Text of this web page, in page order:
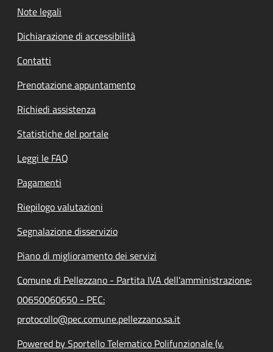
Note legali
Dichiarazione di accessibilità
Contatti
Prenotazione appuntamento
Richiedi assistenza
Statistiche del portale
Leggi le FAQ
Pagamenti
Riepilogo valutazioni
Segnalazione disservizio
Piano di miglioramento dei servizi
Comune di Pellezzano - Partita IVA dell'amministrazione:
00650060650 - PEC:
protocollo@pec.comune.pellezzano.sa.it
Powered by Sportello Telematico Polifunzionale (v.